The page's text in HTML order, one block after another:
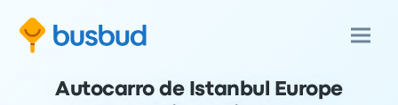
Autocarro de Istanbul Europe